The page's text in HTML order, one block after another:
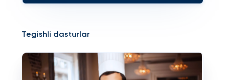
Tegishli dasturlar